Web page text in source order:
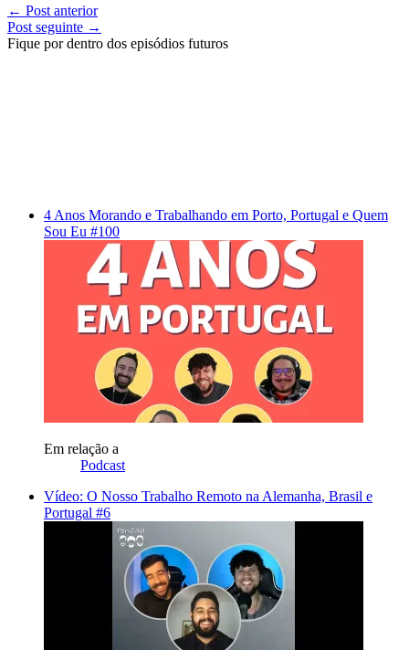
← Post anterior
Post seguinte →
Fique por dentro dos episódios futuros
4 Anos Morando e Trabalhando em Porto, Portugal e Quem
Sou Eu #100
Em relação a
Podcast
Vídeo: O Nosso Trabalho Remoto na Alemanha, Brasil e
Portugal #6